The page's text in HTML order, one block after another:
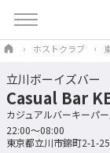
ホストクラブ
立川ボーイズバー
Casual Bar
カジュアルバーキーパ
22:00～08:00
東京都立川市錦町2-1-